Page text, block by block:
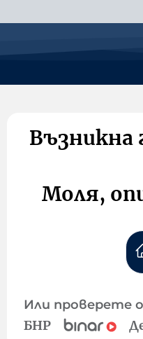
Възникна
Моля,
Или проверете
БНР